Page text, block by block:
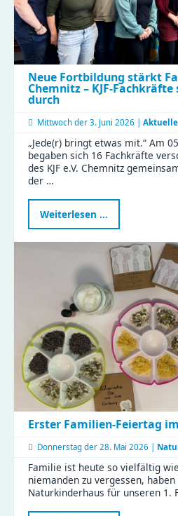
Neue Fortbildung stärkt
Chemnitz – KJF-
durch
Mittwoch der 3. Juni 2026 |
„Jede(r) bringt etwas mit.“ Am
begaben sich 16 Fachkräfte
des KJF e.V. Chemnitz
der …
Weiterlesen …
Fortbildung
stärkt
Familienrat
in
Chemnitz
–
KJF-
Fachkräfte
starten
weiter
durch
Erster Familien-Feiertag
Donnerstag der 28. Mai 2026 |
Familie ist heute so vielfältig
niemanden zu vergessen,
Naturkinderhaus für unseren 1.